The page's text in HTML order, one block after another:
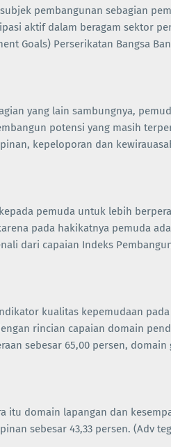
pembangunan sebagian
aktif dalam beragam sektor
Goals) Perserikatan Bangsa
yang lain sambungnya,
potensi yang masih
kepeloporan dan
pemuda untuk lebih
pada hakikatnya pemuda
dari capaian Indeks
kualitas kepemudaan
rincian capaian domain
sebesar 65,00 persen,
itu domain lapangan dan
sebesar 43,33 persen. (Adv